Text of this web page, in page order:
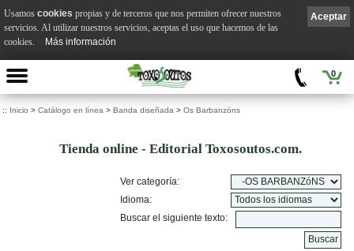
0
:: Inicio > Catálogo en línea > Banda diseñada > Os Barbanzóns
Tienda online - Editorial Toxosoutos.com.
Ver categoría:
Idioma:
Buscar el siguiente texto:
Aceptar
Usamos cookies propias y de terceros que nos permiten ofrecer nuestros
servicios. Al utilizar nuestros servicios, aceptas el uso que hacemos de las
cookies.
Más información